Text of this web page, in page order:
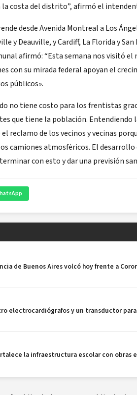
costa del distrito”, afirmó el
desde Avenida Montreal a Los
y Deauville, y Cardiff, La Florida y
afirmó: “Esta semana nos visitó
con su mirada federal apoyan el
públicos».
no tiene costo para los frentistas
que tiene la población. Entendiendo
reclamo de los vecinos y vecinas
camiones atmosféricos. El
con esto y dar una previsión
de Buenos Aires volcó hoy frente a
electrocardiógrafos y un transductor
la infraestructura escolar con obras